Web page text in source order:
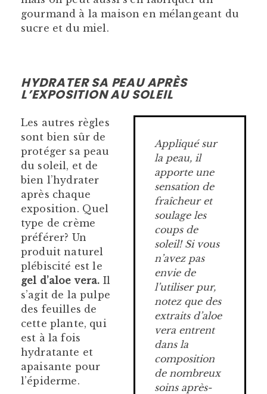
gourmand à la maison en mélangeant du
sucre et du miel.
HYDRATER SA PEAU APRÈS
L’EXPOSITION AU SOLEIL
Appliqué sur
la peau, il
apporte une
sensation de
fraîcheur et
soulage les
coups de
soleil! Si vous
n’avez pas
envie de
l’utiliser pur,
notez que des
extraits d’aloe
vera entrent
dans la
composition
de nombreux
soins après-
Les autres règles
sont bien sûr de
protéger sa peau
du soleil, et de
bien l’hydrater
après chaque
exposition. Quel
type de crème
préférer? Un
produit naturel
plébiscité est le
gel d’aloe vera. Il
s’agit de la pulpe
des feuilles de
cette plante, qui
est à la fois
hydratante et
apaisante pour
l’épiderme.